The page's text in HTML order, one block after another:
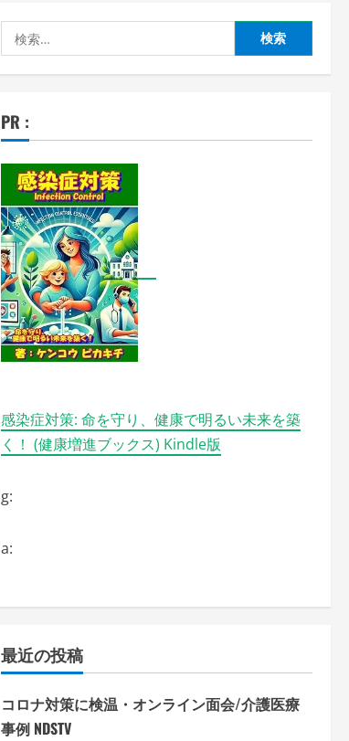
索:
PR :
感染症対策: 命を守り、健康で明るい未来を築
く！ (健康増進ブックス) Kindle版
g:
a:
最近の投稿
コロナ対策に検温・オンライン面会/介護医療
事例 NDSTV